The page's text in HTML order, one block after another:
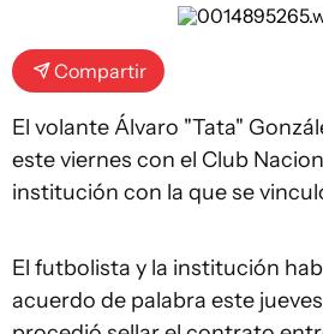
Compartir
El volante Álvaro "Tata"
este viernes con el Club
institución con la que se
El futbolista y la institución
acuerdo de palabra este